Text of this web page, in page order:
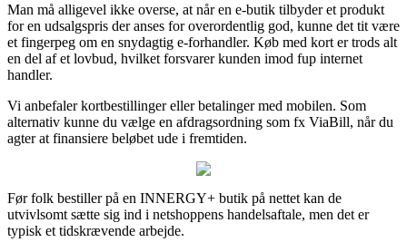
Man må alligevel ikke overse, at når en e-butik tilbyder et produkt
for en udsalgspris der anses for overordentlig god, kunne det tit være
et fingerpeg om en snydagtig e-forhandler. Køb med kort er trods alt
en del af et lovbud, hvilket forsvarer kunden imod fup internet
handler.
Vi anbefaler kortbestillinger eller betalinger med mobilen. Som
alternativ kunne du vælge en afdragsordning som fx ViaBill, når du
agter at finansiere beløbet ude i fremtiden.
Før folk bestiller på en INNERGY+ butik på nettet kan de
utvivlsomt sætte sig ind i netshoppens handelsaftale, men det er
typisk et tidskrævende arbejde.